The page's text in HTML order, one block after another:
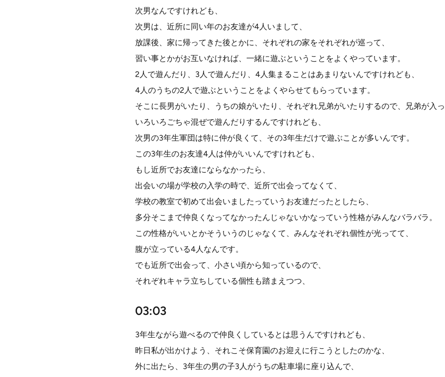
次男なんですけれども、
次男は、近所に同い年のお友達が4人いまして、
放課後、家に帰ってきた後とかに、それぞれの家をそれぞれが巡って、
習い事とかがお互いなければ、一緒に遊ぶということをよくやっています。
2人で遊んだり、3人で遊んだり、4人集まることはあまりないんですけれども、
4人のうちの2人で遊ぶということをよくやらせてもらっています。
そこに長男がいたり、うちの娘がいたり、それぞれ兄弟がいたりするので、兄弟が入
いろいろごちゃ混ぜで遊んだりするんですけれども、
次男の3年生軍団は特に仲が良くて、その3年生だけで遊ぶことが多いんです。
この3年生のお友達4人は仲がいいんですけれども、
もし近所でお友達にならなかったら、
出会いの場が学校の入学の時で、近所で出会ってなくて、
学校の教室で初めて出会いましたっていうお友達だったとしたら、
多分そこまで仲良くなってなかったんじゃないかなっていう性格がみんなバラバラ。
この性格がいいとかそういうのじゃなくて、みんなそれぞれ個性が光ってて、
腹が立っている4人なんです。
でも近所で出会って、小さい頃から知っているので、
それぞれキャラ立ちしている個性も踏まえつつ、
03:03
3年生ながら遊べるので仲良くしているとは思うんですけれども、
昨日私が出かけよう、それこそ保育園のお迎えに行こうとしたのかな、
外に出たら、3年生の男の子3人がうちの駐車場に座り込んで、